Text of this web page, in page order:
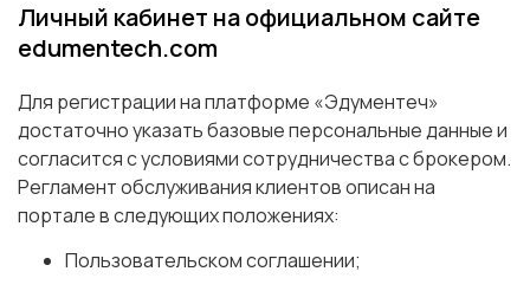
Личный кабинет на официальном сайте
edumentech.com
Для регистрации на платформе «Эдументеч»
достаточно указать базовые персональные данные и
согласится с условиями сотрудничества с брокером.
Регламент обслуживания клиентов описан на
портале в следующих положениях:
Пользовательском соглашении;